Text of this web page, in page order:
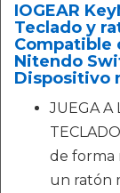
IOGEAR
Teclado y
Compatible
Nitendo
Dispositivo
JUEGA A
de forma
un ratón